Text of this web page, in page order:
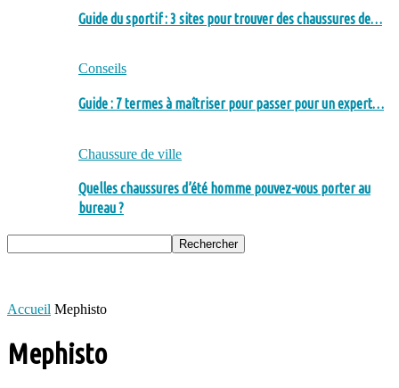
Guide du sportif : 3 sites pour trouver des chaussures de…
Conseils
Guide : 7 termes à maîtriser pour passer pour un expert…
Chaussure de ville
Quelles chaussures d’été homme pouvez-vous porter au
bureau ?
Accueil Mephisto
Mephisto